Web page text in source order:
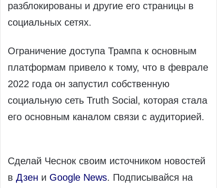
разблокированы и другие его страницы в
социальных сетях.
Ограничение доступа Трампа к основным
платформам привело к тому, что в феврале
2022 года он запустил собственную
социальную сеть Truth Social, которая стала
его основным каналом связи с аудиторией.
Сделай Чеснок своим источником новостей
в Дзен и Google News. Подписывайся на